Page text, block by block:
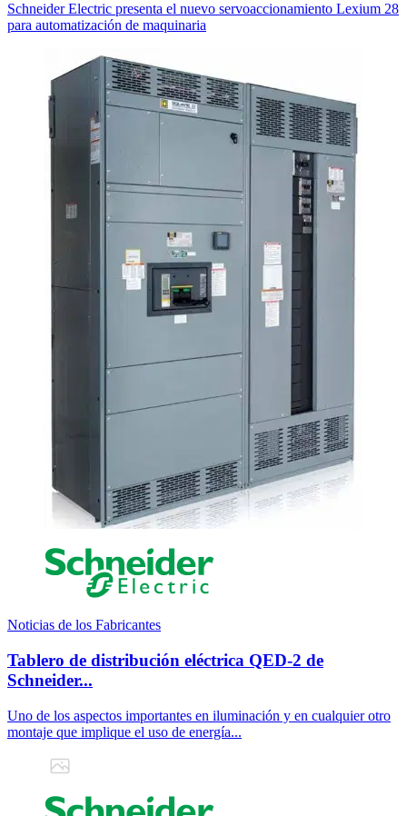
Schneider Electric presenta el nuevo servoaccionamiento Lexium 28
para automatización de maquinaria
Noticias de los Fabricantes
Tablero de distribución eléctrica QED-2 de
Schneider...
Uno de los aspectos importantes en iluminación y en cualquier otro
montaje que implique el uso de energía...